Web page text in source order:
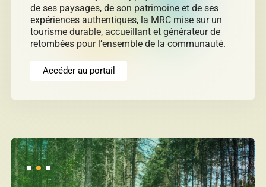
de ses paysages, de son patrimoine et de ses
expériences authentiques, la MRC mise sur un
tourisme durable, accueillant et générateur de
retombées pour l’ensemble de la communauté.
Accéder au portail